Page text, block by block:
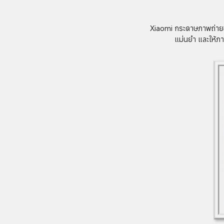
Xiaomi กระดาษภาพถ่า
แม่นยำ และให้